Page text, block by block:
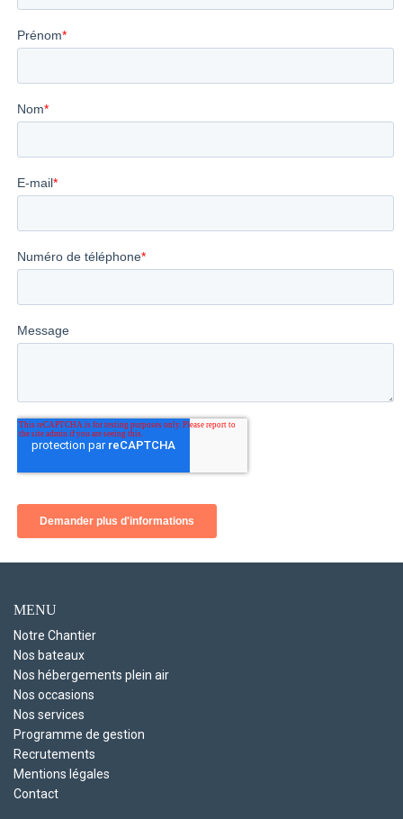
MENU
Notre Chantier
Nos bateaux
Nos hébergements plein air
Nos occasions
Nos services
Programme de gestion
Recrutements
Mentions légales
Contact